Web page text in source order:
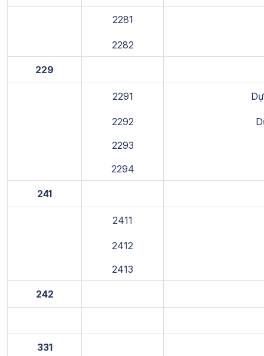
2281
2282
229
2291
2292
2293
2294
241
2411
2412
2413
242
331